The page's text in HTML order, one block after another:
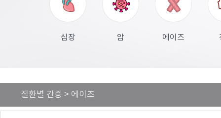
심장 암 에이즈
질환별 간증 > 에이즈